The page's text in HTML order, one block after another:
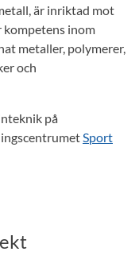
är inriktad mot
inom
metaller, polymerer,
och
på
Sport